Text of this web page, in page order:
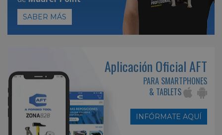
SABER MÁS
Aplicación Oficial AFT
PARA SMARTPHONES
& TABLETS
INFÓRMATE AQUÍ